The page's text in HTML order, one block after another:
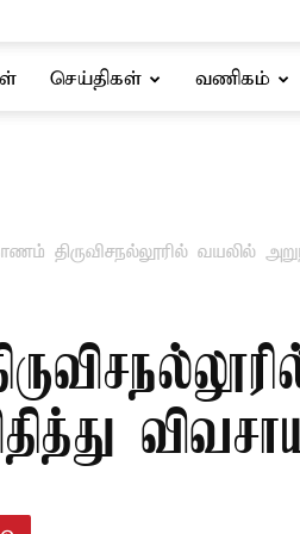
செய்திகள் வணிகம்
திருவிசநல்லூரில் வயலில்